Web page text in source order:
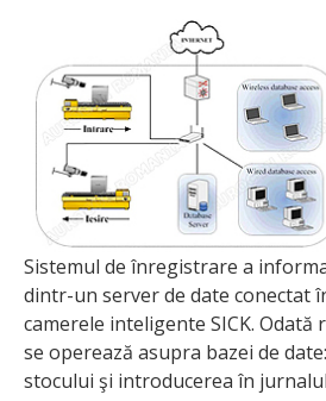
Sistemul de înregistrare a
dintr-un server de date conectat
camerele inteligente SICK. Odată
se operează asupra bazei de
stocului şi introducerea în